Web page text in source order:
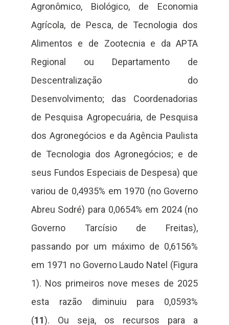
Agronômico, Biológico, de Economia
Agrícola, de Pesca, de Tecnologia dos
Alimentos e de Zootecnia e da APTA
Regional ou Departamento de
Descentralização do
Desenvolvimento; das Coordenadorias
de Pesquisa Agropecuária, de Pesquisa
dos Agronegócios e da Agência Paulista
de Tecnologia dos Agronegócios; e de
seus Fundos Especiais de Despesa) que
variou de 0,4935% em 1970 (no Governo
Abreu Sodré) para 0,0654% em 2024 (no
Governo Tarcísio de Freitas),
passando por um máximo de 0,6156%
em 1971 no Governo Laudo Natel (Figura
1). Nos primeiros nove meses de 2025
esta razão diminuiu para 0,0593%
(11). Ou seja, os recursos para a